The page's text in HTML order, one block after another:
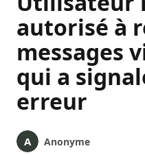
autorisé à
messages
qui a
erreur
Anonyme